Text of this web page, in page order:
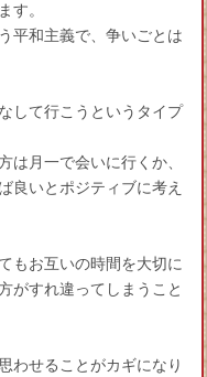
す。
平和主義で、争いごとは
して行こうというタイプ
は月一で会いに行くか、
良いとポジティブに考え
もお互いの時間を大切に
がすれ違ってしまうこと
わせることがカギになり